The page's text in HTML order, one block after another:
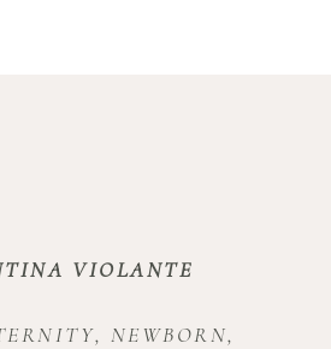
VIOLANTE
NEWBORN,